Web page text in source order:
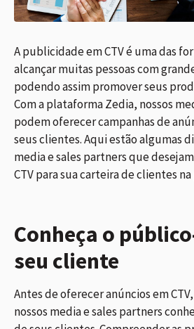
A publicidade em CTV é uma das
alcançar muitas pessoas com
podendo assim promover seus
Com a plataforma Zedia, nossos
podem oferecer campanhas de
seus clientes. Aqui estão algumas
media e sales partners que
CTV para sua carteira de clientes
Conheça o
seu cliente
Antes de oferecer anúncios em
nossos media e sales partners